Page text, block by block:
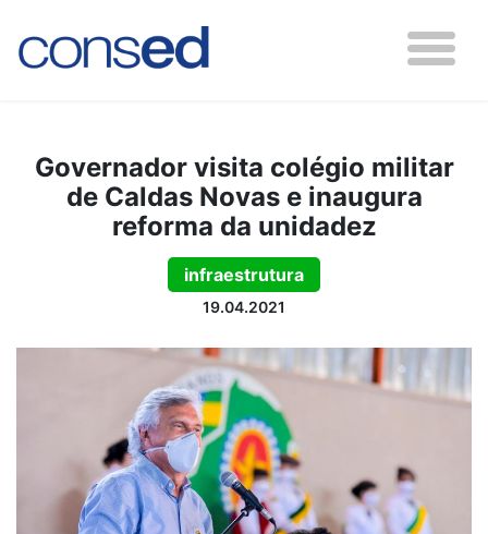
Governador visita colégio militar
de Caldas Novas e inaugura
reforma da unidadez
infraestrutura
19.04.2021